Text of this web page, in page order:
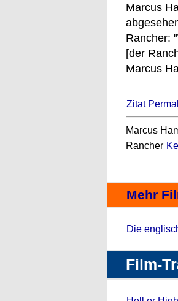
Marcus
Rancher:
[der
Marcus
Zitat
Marcus
Rancher
Mehr
Die
Film-